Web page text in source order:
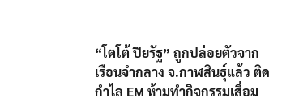
“โตโต้ ปิยรัฐ” ถูกปล่อยตัวจาก
เรือนจำกลาง จ.กาฬสินธุ์แล้ว ติด
กำไล EM ห้ามทำกิจกรรมเสื่อม